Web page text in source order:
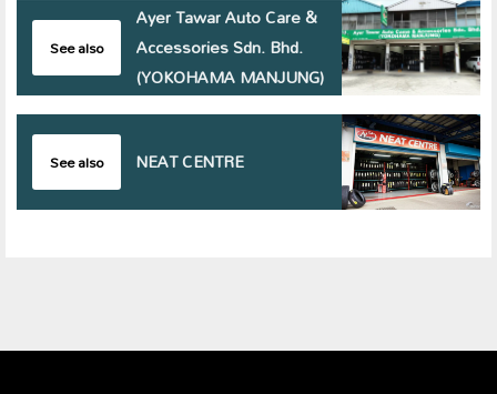
See also
Ayer Tawar Auto Care &
Accessories Sdn. Bhd.
(YOKOHAMA MANJUNG)
See also NEAT CENTRE